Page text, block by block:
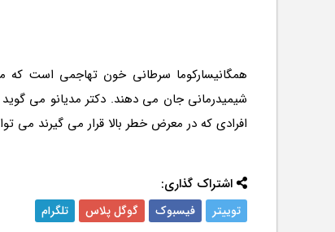
همگانیسارکوما سرطانی خون تهاجمی است
افرادی که در معرض خطر بالا قرار می گیرند می
اشتراک گذاری:
توییتر فیسبوک گوگل پلاس تلگرام